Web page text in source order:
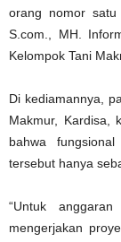
orang nomor satu
S.com., MH.
Kelompok Tani
Di kediamannya,
Makmur, Kardisa,
bahwa
tersebut hanya
“Untuk
mengerjakan